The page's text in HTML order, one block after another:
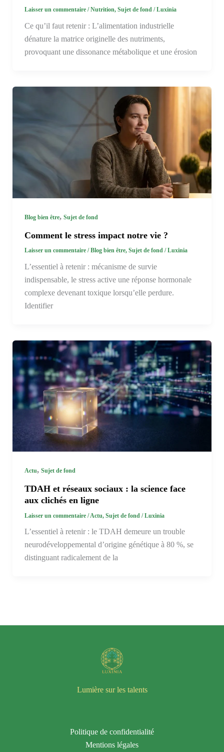
Laisser un commentaire / Nutrition, Sujet de fond/ Luxinia
Ce qu’il faut retenir : L’alimentation industrielle
dénature la matrice originelle des nutriments,
provoquant une dissonance métabolique et une érosion
Blog bien être, Sujet de fond
Comment le stress impact notre vie ?
Laisser un commentaire / Blog bien être, Sujet de fond / Luxinia
L’essentiel à retenir : mécanisme de survie
indispensable, le stress active une réponse hormonale
complexe devenant toxique lorsqu’elle perdure.
Identifier
Actu, Sujet de fond
TDAH et réseaux sociaux : la science face
aux clichés en ligne
Laisser un commentaire /Actu, Sujet de fond /Luxinia
L’essentiel à retenir : le TDAH demeure un trouble
neurodéveloppemental d’origine génétique à 80 %, se
distinguant radicalement de la
Lumière sur les talents
Politique de confidentialité
Mentions légales